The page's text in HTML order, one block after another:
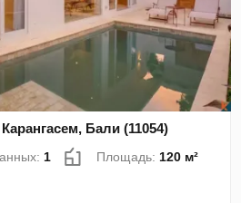
Бали (11054)
1 Площадь: 120 м²